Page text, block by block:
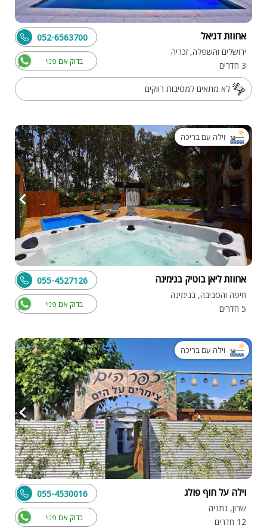
אחוזת דניאל
ירושלים והשפלה, זכריה
3 חדרים
בדוק אם פנוי
052-6563700
לא מתאים למסיבות רווקים
וילה עם בריכה
אחוזת ליאן בוטיק בנימינה
חיפה והסביבה, בנימינה
5 חדרים
בדוק אם פנוי
055-4527126
וילה עם בריכה
וילה על חוף פולג
שרון, נתניה
12 חדרים
בדוק אם פנוי
055-4530016